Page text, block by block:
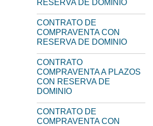
RESERVA DE DOMINIO
CONTRATO DE
COMPRAVENTA CON
RESERVA DE DOMINIO
CONTRATO
COMPRAVENTA A PLAZOS
CON RESERVA DE
DOMINIO
CONTRATO DE
COMPRAVENTA CON